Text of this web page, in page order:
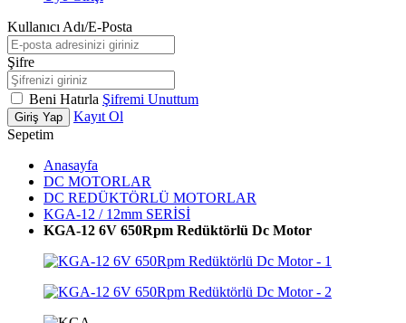
Kullanıcı Adı/E-Posta
Şifre
Beni Hatırla Şifremi Unuttum
Giriş Yap
Kayıt Ol
Sepetim
Anasayfa
DC MOTORLAR
DC REDÜKTÖRLÜ MOTORLAR
KGA-12 / 12mm SERİSİ
KGA-12 6V 650Rpm Redüktörlü Dc Motor